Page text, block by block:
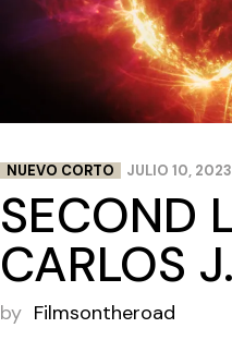
NUEVO CORTO JULIO 10, 2023
SECOND
CARLOS
by Filmsontheroad